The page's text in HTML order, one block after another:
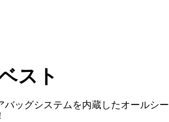
スト
バッグシステムを内蔵したオールシー